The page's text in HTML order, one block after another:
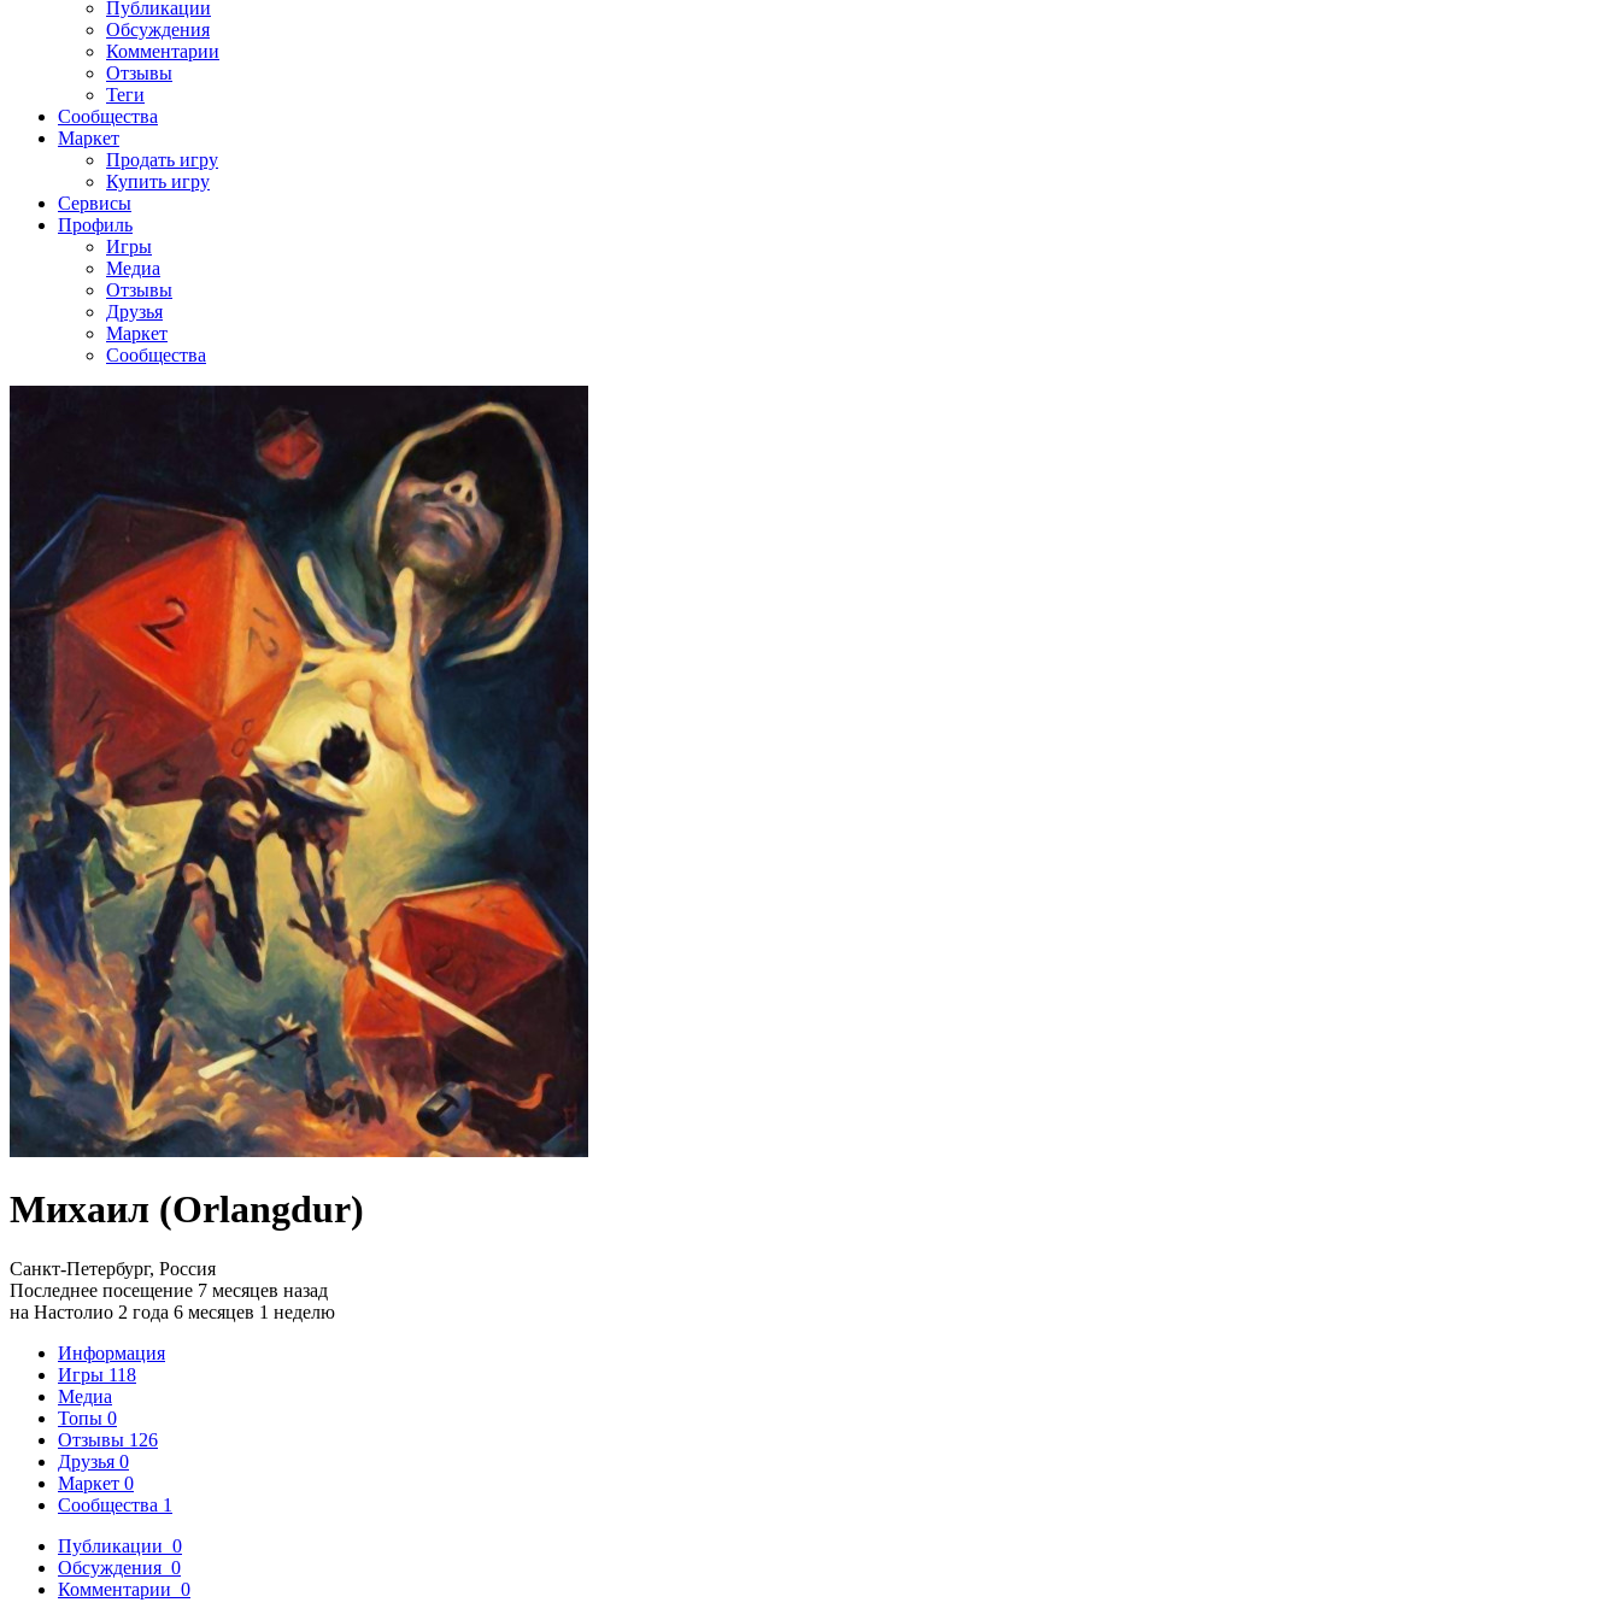
Публикации
Обсуждения
Комментарии
Отзывы
Теги
Сообщества
Маркет
Продать игру
Купить игру
Сервисы
Профиль
Игры
Медиа
Отзывы
Друзья
Маркет
Сообщества
Михаил (Orlangdur)
Санкт-Петербург, Россия
Последнее посещение 7 месяцев назад
на Настолио 2 года 6 месяцев 1 неделю
Информация
Игры 118
Медиа
Топы 0
Отзывы 126
Друзья 0
Маркет 0
Сообщества 1
Публикации 0
Обсуждения 0
Комментарии 0